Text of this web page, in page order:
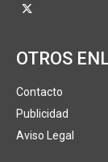
OTROS
Contacto
Publicidad
Aviso Legal